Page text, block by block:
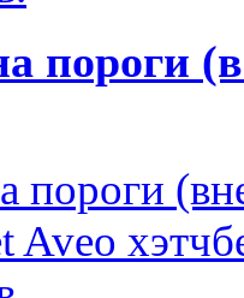
пороги